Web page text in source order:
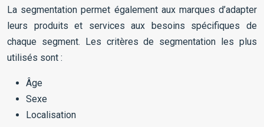
La segmentation permet également aux marques d’adapter
leurs produits et services aux besoins spécifiques de
chaque segment. Les critères de segmentation les plus
utilisés sont :
Âge
Sexe
Localisation